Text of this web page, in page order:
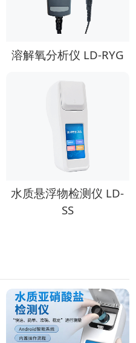
溶解氧分析仪 LD-RYG
水质悬浮物检测仪 LD-
SS